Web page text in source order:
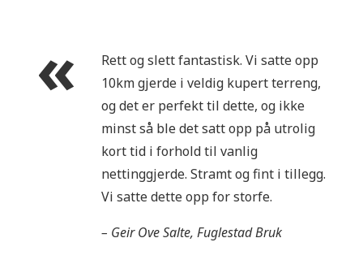
Rett og slett fantastisk. Vi satte opp
10km gjerde i veldig kupert terreng,
og det er perfekt til dette, og ikke
minst så ble det satt opp på utrolig
kort tid i forhold til vanlig
nettinggjerde. Stramt og fint i tillegg.
Vi satte dette opp for storfe.
– Geir Ove Salte, Fuglestad Bruk